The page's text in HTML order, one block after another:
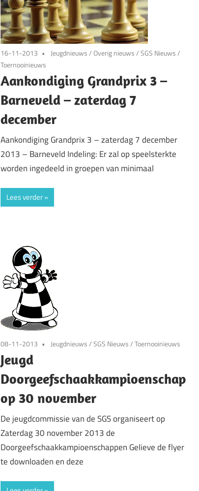
16-11-2013 Jeugdnieuws/Overig nieuws/SGS Nieuws/
Toernooinieuws
Aankondiging Grandprix 3 –
Barneveld – zaterdag 7
december
Aankondiging Grandprix 3 – zaterdag 7 december
2013 – Barneveld Indeling: Er zal op speelsterkte
worden ingedeeld in groepen van minimaal
Lees verder
08-11-2013 Jeugdnieuws/SGS Nieuws/Toernooinieuws
Jeugd
Doorgeefschaakkampioenschap
op 30 november
De jeugdcommissie van de SGS organiseert op
Zaterdag 30 november 2013 de
Doorgeefschaakkampioenschappen Gelieve de flyer
te downloaden en deze